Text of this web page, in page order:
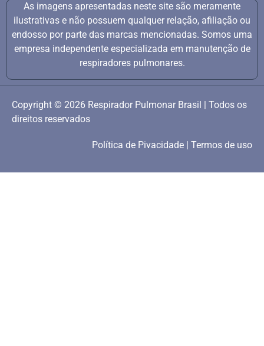
As imagens apresentadas neste site são meramente
ilustrativas e não possuem qualquer relação, afiliação ou
endosso por parte das marcas mencionadas. Somos uma
empresa independente especializada em manutenção de
respiradores pulmonares.
Copyright © 2026 Respirador Pulmonar Brasil | Todos os
direitos reservados
Política de Pivacidade | Termos de uso